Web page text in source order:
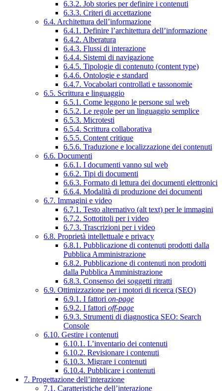
6.3.2. Job stories per definire i contenuti
6.3.3. Criteri di accettazione
6.4. Architettura dell’informazione
6.4.1. Definire l’architettura dell’informazione
6.4.2. Alberatura
6.4.3. Flussi di interazione
6.4.4. Sistemi di navigazione
6.4.5. Tipologie di contenuto (content type)
6.4.6. Ontologie e standard
6.4.7. Vocabolari controllati e tassonomie
6.5. Scrittura e linguaggio
6.5.1. Come leggono le persone sul web
6.5.2. Le regole per un linguaggio semplice
6.5.3. Microtesti
6.5.4. Scrittura collaborativa
6.5.5. Content critique
6.5.6. Traduzione e localizzazione dei contenuti
6.6. Documenti
6.6.1. I documenti vanno sul web
6.6.2. Tipi di documenti
6.6.3. Formato di lettura dei documenti elettronici
6.6.4. Modalità di produzione dei documenti
6.7. Immagini e video
6.7.1. Testo alternativo (alt text) per le immagini
6.7.2. Sottotitoli per i video
6.7.3. Trascrizioni per i video
6.8. Proprietà intellettuale e privacy
6.8.1. Pubblicazione di contenuti prodotti dalla
Pubblica Amministrazione
6.8.2. Pubblicazione di contenuti non prodotti
dalla Pubblica Amministrazione
6.8.3. Consenso dei soggetti ritratti
6.9. Ottimizzazione per i motori di ricerca (SEO)
6.9.1. I fattori on-page
6.9.2. I fattori off-page
6.9.3. Strumenti di diagnostica SEO: Search
Console
6.10. Gestire i contenuti
6.10.1. L’inventario dei contenuti
6.10.2. Revisionare i contenuti
6.10.3. Migrare i contenuti
6.10.4. Pubblicare i contenuti
7. Progettazione dell’interazione
7.1. Caratteristiche dell’interazione